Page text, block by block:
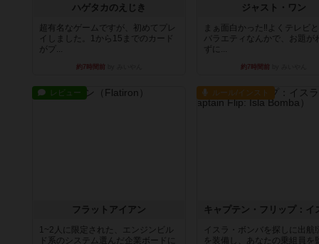
ハゲタカのえじき
超有名なゲームですが、初めてプレ
イしました。1から15までのカード
がプ...
約7時間前
ジャスト・ワン
まぁ面白かった‼️よくテレビと
バラエティなんかで、お題が
ずに...
約7時間前
レビュー
フラットアイアン
1~2人に限定された、エンジンビル
ド系のシステム選んだ企業ボードに
ルール/インスト
イスラ・ボンバを探しに出航!
を装備し、あなたの乗組員を